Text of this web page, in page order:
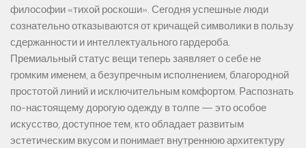
философии «тихой роскоши». Сегодня успешные люди
сознательно отказываются от кричащей символики в пользу
сдержанности и интеллектуального гардероба.
Премиальный статус вещи теперь заявляет о себе не
громким именем, а безупречным исполнением, благородной
простотой линий и исключительным комфортом. Распознать
по-настоящему дорогую одежду в толпе — это особое
искусство, доступное тем, кто обладает развитым
эстетическим вкусом и понимает внутреннюю архитектуру